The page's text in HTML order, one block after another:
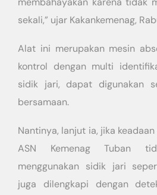
sekali,” ujar Kakankemenag,
Alat ini merupakan mesin
kontrol dengan multi
sidik jari, dapat digunakan
bersamaan.
Nantinya, lanjut ia, jika
ASN Kemenag Tuban
menggunakan sidik jari
juga dilengkapi dengan